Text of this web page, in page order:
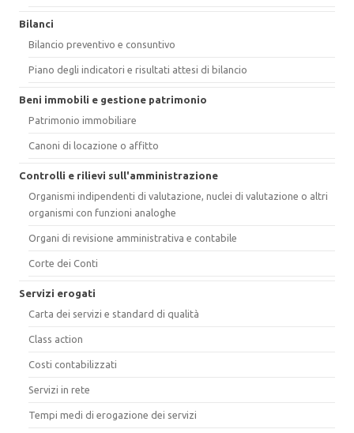
Bilanci
Bilancio preventivo e consuntivo
Piano degli indicatori e risultati attesi di bilancio
Beni immobili e gestione patrimonio
Patrimonio immobiliare
Canoni di locazione o affitto
Controlli e rilievi sull'amministrazione
Organismi indipendenti di valutazione, nuclei di valutazione o altri
organismi con funzioni analoghe
Organi di revisione amministrativa e contabile
Corte dei Conti
Servizi erogati
Carta dei servizi e standard di qualità
Class action
Costi contabilizzati
Servizi in rete
Tempi medi di erogazione dei servizi